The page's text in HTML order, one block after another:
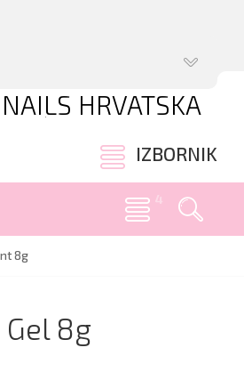
HRVATSKA
.
IZBORNIK
8g
Gel 8g